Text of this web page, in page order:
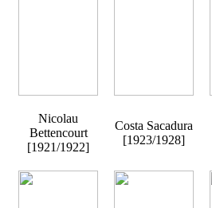
Nicolau
Bettencourt
[1921/1922]
Costa Sacadura
[1923/1928]